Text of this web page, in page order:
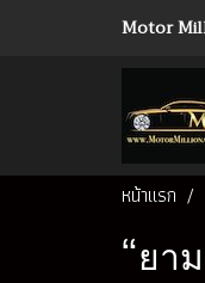
Motor
หน้าแรก
“ยาม